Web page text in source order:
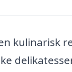
kulinarisk